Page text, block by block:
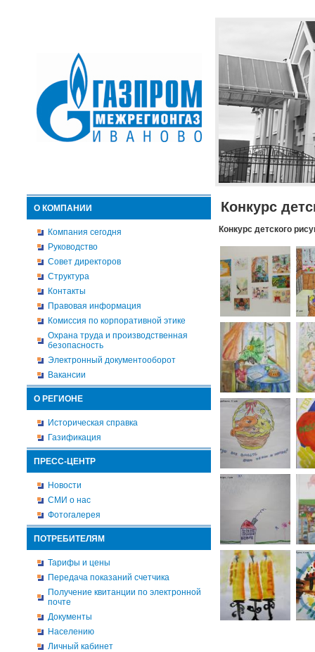
О КОМПАНИИ
Компания сегодня
Руководство
Совет директоров
Структура
Контакты
Правовая информация
Комиссия по корпоративной этике
Охрана труда и производственная
безопасность
Электронный документооборот
Вакансии
О РЕГИОНЕ
Историческая справка
Газификация
ПРЕСС-ЦЕНТР
Новости
СМИ о нас
Фотогалерея
ПОТРЕБИТЕЛЯМ
Тарифы и цены
Передача показаний счетчика
Получение квитанции по электронной
почте
Документы
Населению
Личный кабинет
Конкурс
Конкурс детского